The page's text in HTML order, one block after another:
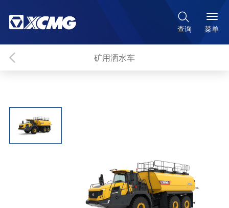

查询 菜单
矿用洒水车